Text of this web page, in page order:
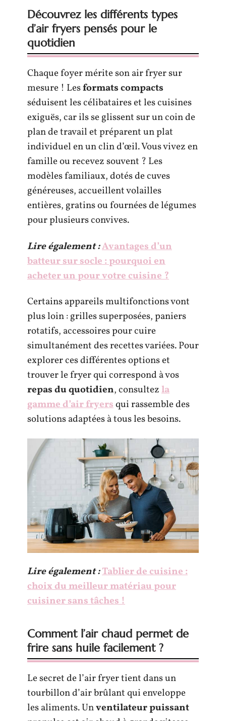
Découvrez les différents types
d’air fryers pensés pour le
quotidien
Chaque foyer mérite son air fryer sur
mesure ! Lesformats compacts
séduisent les célibataires et les cuisines
exiguës, car ils se glissent sur un coin de
plan de travail et préparent un plat
individuel en un clin d’œil. Vous vivez en
famille ou recevez souvent ? Les
modèles familiaux, dotés de cuves
généreuses, accueillent volailles
entières, gratins ou fournées de légumes
pour plusieurs convives.
Lire également :Avantages d’un
batteur sur socle : pourquoi en
acheter un pour votre cuisine ?
Certains appareils multifonctions vont
plus loin : grilles superposées, paniers
rotatifs, accessoires pour cuire
simultanément des recettes variées. Pour
explorer ces différentes options et
trouver le fryer qui correspond à vos
repas du quotidien, consultezla
gamme d’air fryersqui rassemble des
solutions adaptées à tous les besoins.
Lire également :Tablier de cuisine :
choix du meilleur matériau pour
cuisiner sans tâches !
Comment l’air chaud permet de
frire sans huile facilement ?
Le secret de l’air fryer tient dans un
tourbillon d’air brûlant qui enveloppe
les aliments. Unventilateur puissant